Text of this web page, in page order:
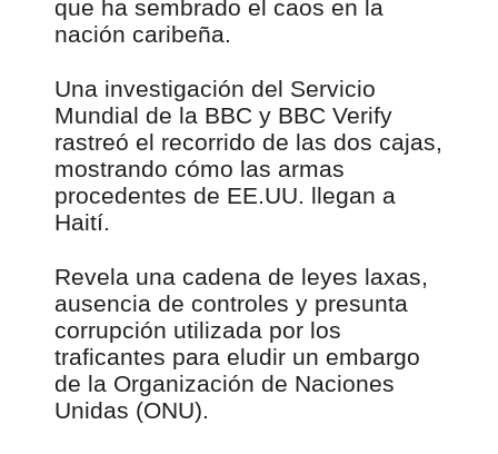
que ha sembrado el caos en la
nación caribeña.
Una investigación del Servicio
Mundial de la BBC y BBC Verify
rastreó el recorrido de las dos cajas,
mostrando cómo las armas
procedentes de EE.UU. llegan a
Haití.
Revela una cadena de leyes laxas,
ausencia de controles y presunta
corrupción utilizada por los
traficantes para eludir un embargo
de la Organización de Naciones
Unidas (ONU).